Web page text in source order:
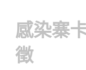
感染寨
徵